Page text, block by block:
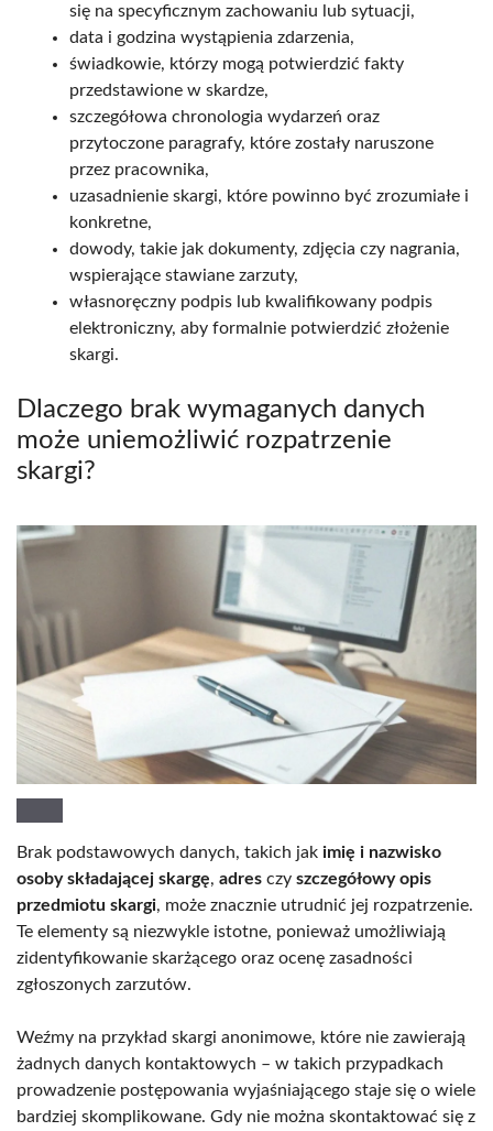
się na specyficznym zachowaniu lub sytuacji,
data i godzina wystąpienia zdarzenia,
świadkowie, którzy mogą potwierdzić fakty
przedstawione w skardze,
szczegółowa chronologia wydarzeń oraz
przytoczone paragrafy, które zostały naruszone
przez pracownika,
uzasadnienie skargi, które powinno być zrozumiałe i
konkretne,
dowody, takie jak dokumenty, zdjęcia czy nagrania,
wspierające stawiane zarzuty,
własnoręczny podpis lub kwalifikowany podpis
elektroniczny, aby formalnie potwierdzić złożenie
skargi.
Dlaczego brak wymaganych danych
może uniemożliwić rozpatrzenie
skargi?
Brak podstawowych danych, takich jak imię i nazwisko
osoby składającej skargę, adres czy szczegółowy opis
przedmiotu skargi, może znacznie utrudnić jej rozpatrzenie.
Te elementy są niezwykle istotne, ponieważ umożliwiają
zidentyfikowanie skarżącego oraz ocenę zasadności
zgłoszonych zarzutów.
Weźmy na przykład skargi anonimowe, które nie zawierają
żadnych danych kontaktowych – w takich przypadkach
prowadzenie postępowania wyjaśniającego staje się o wiele
bardziej skomplikowane. Gdy nie można skontaktować się z